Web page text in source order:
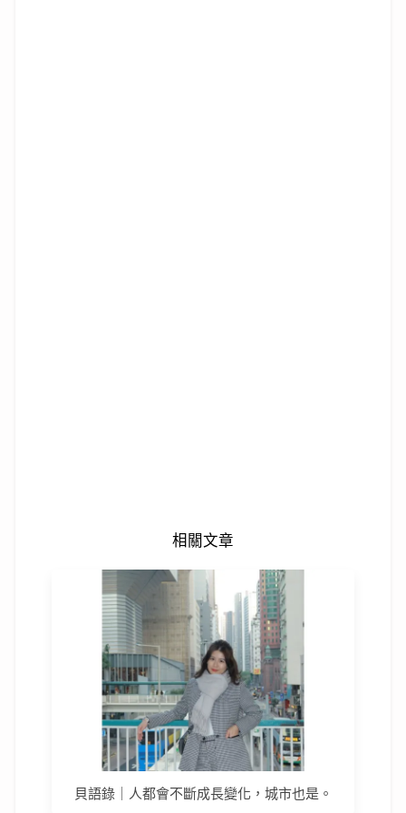
相關文章
貝語錄｜人都會不斷成長變化，城市也是。